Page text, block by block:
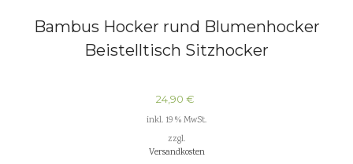
Bambus Hocker rund Blumenhocker
Beistelltisch Sitzhocker
24,90 €
inkl. 19 % MwSt.
zzgl.
Versandkosten